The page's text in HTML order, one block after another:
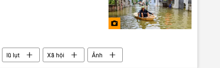
lũ lụt Xã hội Ảnh